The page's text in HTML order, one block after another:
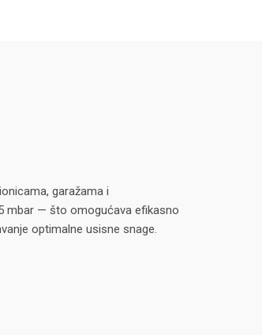
garažama i
mbar — što omogućava efikasno
optimalne usisne snage.